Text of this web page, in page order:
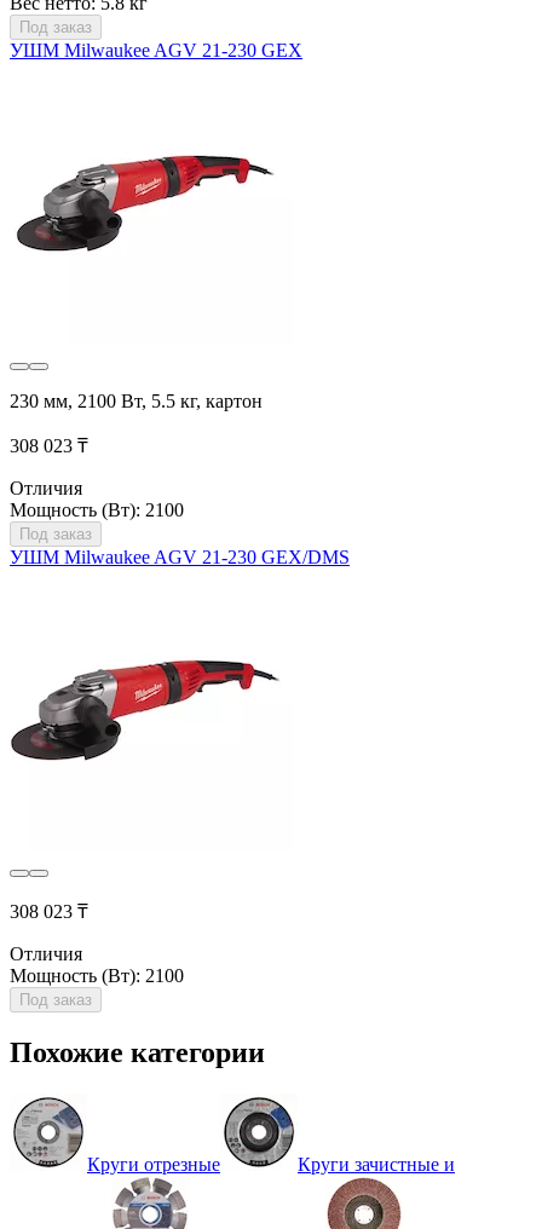
Под заказ
УШМ Milwaukee AGV 21-230 GЕX
230 мм, 2100 Вт, 5.5 кг, картон
308 023 ₸
Отличия
Мощность (Вт): 2100
Под заказ
УШМ Milwaukee AGV 21-230 GEX/DMS
308 023 ₸
Отличия
Мощность (Вт): 2100
Под заказ
Похожие категории
Круги отрезные Круги зачистные и